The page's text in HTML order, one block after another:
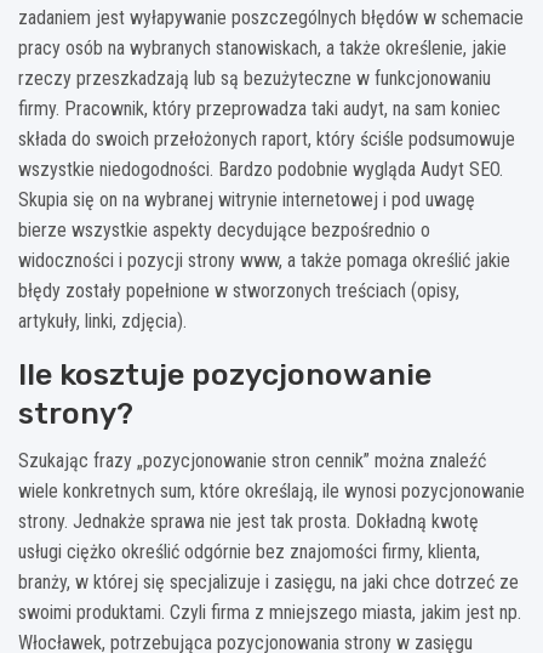
zadaniem jest wyłapywanie poszczególnych błędów w schemacie
pracy osób na wybranych stanowiskach, a także określenie, jakie
rzeczy przeszkadzają lub są bezużyteczne w funkcjonowaniu
firmy. Pracownik, który przeprowadza taki audyt, na sam koniec
składa do swoich przełożonych raport, który ściśle podsumowuje
wszystkie niedogodności. Bardzo podobnie wygląda Audyt SEO.
Skupia się on na wybranej witrynie internetowej i pod uwagę
bierze wszystkie aspekty decydujące bezpośrednio o
widoczności i pozycji strony www, a także pomaga określić jakie
błędy zostały popełnione w stworzonych treściach (opisy,
artykuły, linki, zdjęcia).
Ile kosztuje pozycjonowanie
strony?
Szukając frazy „pozycjonowanie stron cennik” można znaleźć
wiele konkretnych sum, które określają, ile wynosi pozycjonowanie
strony. Jednakże sprawa nie jest tak prosta. Dokładną kwotę
usługi ciężko określić odgórnie bez znajomości firmy, klienta,
branży, w której się specjalizuje i zasięgu, na jaki chce dotrzeć ze
swoimi produktami. Czyli firma z mniejszego miasta, jakim jest np.
Włocławek, potrzebująca pozycjonowania strony w zasięgu